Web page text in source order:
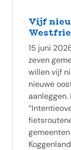
Vijf
15 juni
zeven
willen vijf
nieuwe